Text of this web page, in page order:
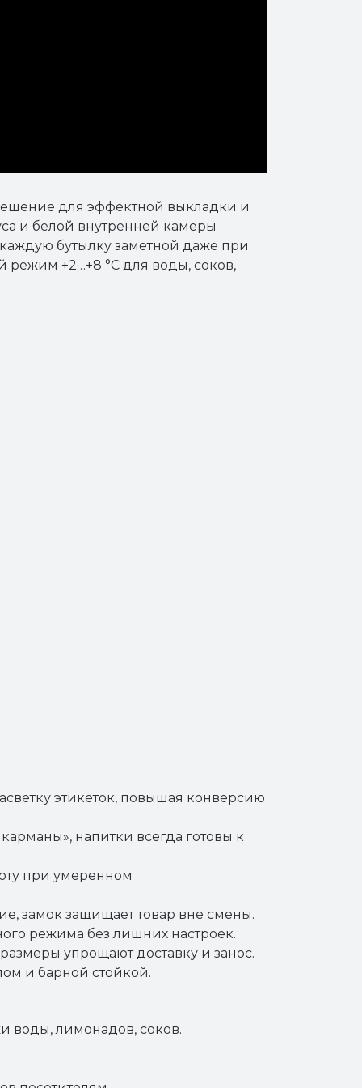
для эффектной выкладки и
и белой внутренней камеры
бутылку заметной даже при
+2…+8 °C для воды, соков,
этикеток, повышая конверсию
напитки всегда готовы к
при умеренном
замок защищает товар вне смены.
режима без лишних настроек.
упрощают доставку и занос.
и барной стойкой.
воды, лимонадов, соков.